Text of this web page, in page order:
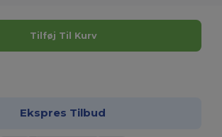
Tilføj Til Kurv
Ekspres Tilbud